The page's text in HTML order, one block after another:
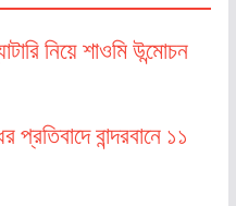
নিয়ে শাওমি উন্মোচন
বান্দরবানে ১১